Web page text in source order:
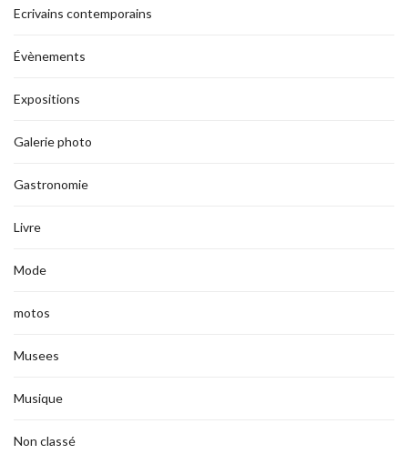
Ecrivains contemporains
Évènements
Expositions
Galerie photo
Gastronomie
Livre
Mode
motos
Musees
Musique
Non classé